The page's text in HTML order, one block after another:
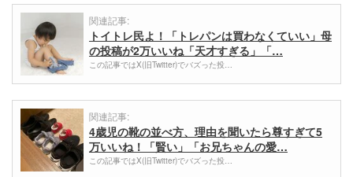
関連記事:
トイトレ民よ！「トレパンは買わなくていい」母
の投稿が2万いいね「天才すぎる」「…
この記事ではX(旧Twitter)でバズった投…
関連記事:
4歳児の靴の並べ方、理由を聞いたら尊すぎて5
万いいね！「賢い」「お兄ちゃんの愛…
この記事ではX(旧Twitter)でバズった投…